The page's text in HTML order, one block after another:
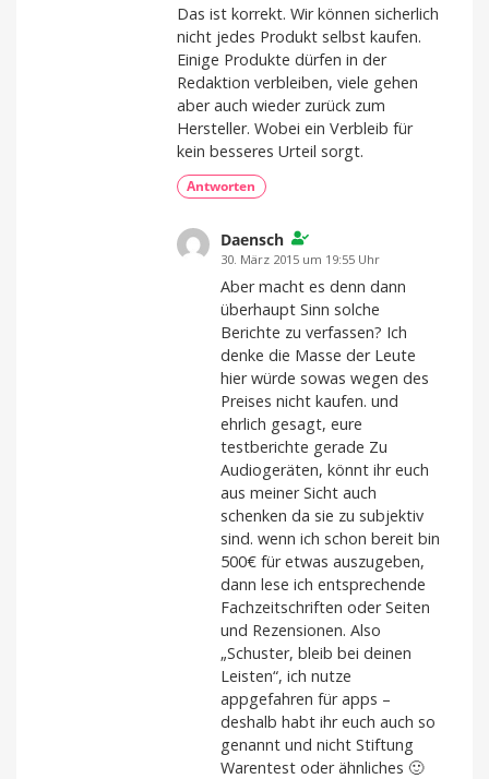
Das ist korrekt. Wir können sicherlich
nicht jedes Produkt selbst kaufen.
Einige Produkte dürfen in der
Redaktion verbleiben, viele gehen
aber auch wieder zurück zum
Hersteller. Wobei ein Verbleib für
kein besseres Urteil sorgt.
Antworten
Daensch
30. März 2015 um 19:55 Uhr
Aber macht es denn dann
überhaupt Sinn solche
Berichte zu verfassen? Ich
denke die Masse der Leute
hier würde sowas wegen des
Preises nicht kaufen. und
ehrlich gesagt, eure
testberichte gerade Zu
Audiogeräten, könnt ihr euch
aus meiner Sicht auch
schenken da sie zu subjektiv
sind. wenn ich schon bereit bin
500€ für etwas auszugeben,
dann lese ich entsprechende
Fachzeitschriften oder Seiten
und Rezensionen. Also
„Schuster, bleib bei deinen
Leisten“, ich nutze
appgefahren für apps –
deshalb habt ihr euch auch so
genannt und nicht Stiftung
Warentest oder ähnliches 🙂